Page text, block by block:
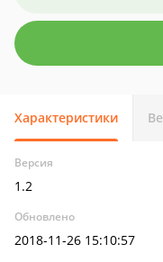
Характеристики
Версия
1.2
Обновлено
2018-11-26 15:10:57